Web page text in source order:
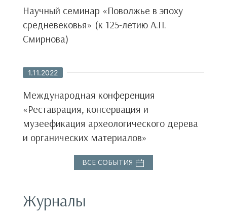
Научный семинар «Поволжье в эпоху
средневековья» (к 125-летию А.П.
Смирнова)
1.11.2022
Международная конференция
«Реставрация, консервация и
музеефикация археологического дерева
и органических материалов»
ВСЕ СОБЫТИЯ
Журналы